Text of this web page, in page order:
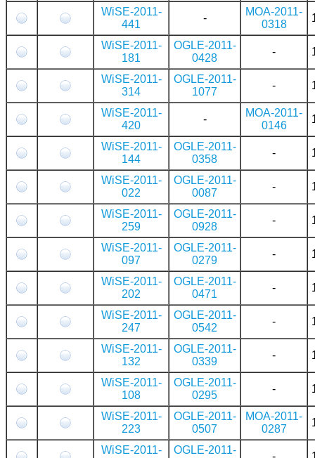
WiSE-2011-
441
-
MOA-2011-
0318
WiSE-2011-
181
OGLE-2011-
0428
-
WiSE-2011-
314
OGLE-2011-
1077
-
WiSE-2011-
420
-
MOA-2011-
0146
WiSE-2011-
144
OGLE-2011-
0358
-
WiSE-2011-
022
OGLE-2011-
0087
-
WiSE-2011-
259
OGLE-2011-
0928
-
WiSE-2011-
097
OGLE-2011-
0279
-
WiSE-2011-
202
OGLE-2011-
0471
-
WiSE-2011-
247
OGLE-2011-
0542
-
WiSE-2011-
132
OGLE-2011-
0339
-
WiSE-2011-
108
OGLE-2011-
0295
-
WiSE-2011-
223
OGLE-2011-
0507
MOA-2011-
0287
WiSE-2011-
OGLE-2011-